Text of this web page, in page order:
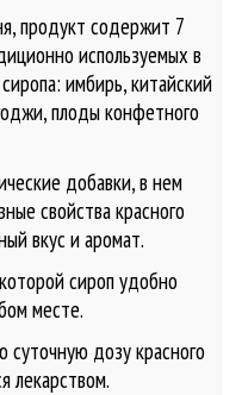
продукт содержит 7
используемых в
имбирь, китайский
плоды конфетного
добавки, в нем
свойства красного
вкус и аромат.
сироп удобно
месте.
дозу красного
лекарством.